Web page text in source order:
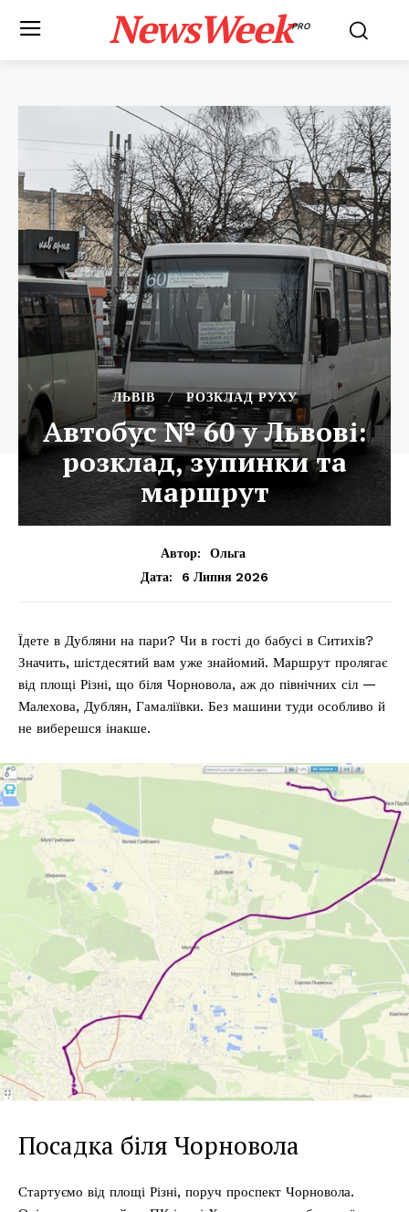
NewsWeekPRO
ЛЬВІВ РОЗКЛАД РУХУ
Автобус № 60 у Львові:
розклад, зупинки та
маршрут
Автор:
Ольга
Дата:
6 Липня 2026
Їдете в Дубляни на пари? Чи в гості до бабусі в Ситихів?
Значить, шістдесятий вам уже знайомий. Маршрут пролягає
від площі Різні, що біля Чорновола, аж до північних сіл —
Малехова, Дублян, Гамаліївки. Без машини туди особливо й
не виберешся інакше.
Посадка біля Чорновола
Стартуємо від площі Різні, поруч проспект Чорновола.